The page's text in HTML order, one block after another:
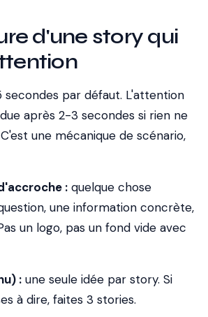
d'une story qui
secondes par défaut. L'attention
après 2-3 secondes si rien ne
une mécanique de scénario,
: quelque chose
une information concrète,
un logo, pas un fond vide avec
: une seule idée par story. Si
à dire, faites 3 stories.